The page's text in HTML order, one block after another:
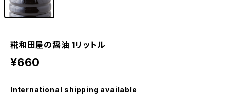
糀和田屋の醤油 1リットル
¥660
International shipping available